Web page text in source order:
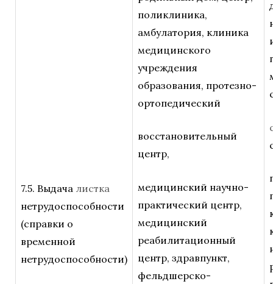
7.5. Выдача листка
нетрудоспособности
(справки о
временной
нетрудоспособности)
поликлиника,
амбулатория, клиника
медицинского
учреждения
образования, протезно-
ортопедический
восстановительный
центр,
медицинский научно-
практический центр,
медицинский
реабилитационный
центр, здравпункт,
фельдшерско-